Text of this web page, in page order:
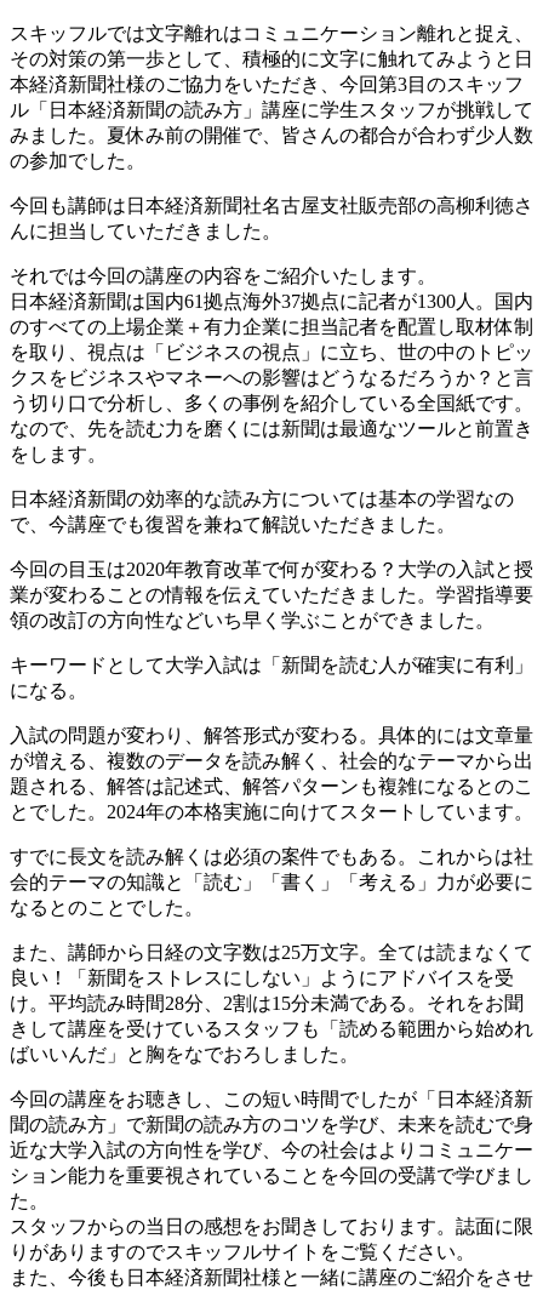
スキッフルでは文字離れはコミュニケーション離れと捉え、
その対策の第一歩として、積極的に文字に触れてみようと日
本経済新聞社様のご協力をいただき、今回第3目のスキッフ
ル「日本経済新聞の読み方」講座に学生スタッフが挑戦して
みました。夏休み前の開催で、皆さんの都合が合わず少人数
の参加でした。
今回も講師は日本経済新聞社名古屋支社販売部の高柳利徳さ
んに担当していただきました。
それでは今回の講座の内容をご紹介いたします。
日本経済新聞は国内61拠点海外37拠点に記者が1300人。国内
のすべての上場企業＋有力企業に担当記者を配置し取材体制
を取り、視点は「ビジネスの視点」に立ち、世の中のトピッ
クスをビジネスやマネーへの影響はどうなるだろうか？と言
う切り口で分析し、多くの事例を紹介している全国紙です。
なので、先を読む力を磨くには新聞は最適なツールと前置き
をします。
日本経済新聞の効率的な読み方については基本の学習なの
で、今講座でも復習を兼ねて解説いただきました。
今回の目玉は2020年教育改革で何が変わる？大学の入試と授
業が変わることの情報を伝えていただきました。学習指導要
領の改訂の方向性などいち早く学ぶことができました。
キーワードとして大学入試は「新聞を読む人が確実に有利」
になる。
入試の問題が変わり、解答形式が変わる。具体的には文章量
が増える、複数のデータを読み解く、社会的なテーマから出
題される、解答は記述式、解答パターンも複雑になるとのこ
とでした。2024年の本格実施に向けてスタートしています。
すでに長文を読み解くは必須の案件でもある。これからは社
会的テーマの知識と「読む」「書く」「考える」力が必要に
なるとのことでした。
また、講師から日経の文字数は25万文字。全ては読まなくて
良い！「新聞をストレスにしない」ようにアドバイスを受
け。平均読み時間28分、2割は15分未満である。それをお聞
きして講座を受けているスタッフも「読める範囲から始めれ
ばいいんだ」と胸をなでおろしました。
今回の講座をお聴きし、この短い時間でしたが「日本経済新
聞の読み方」で新聞の読み方のコツを学び、未来を読むで身
近な大学入試の方向性を学び、今の社会はよりコミュニケー
ション能力を重要視されていることを今回の受講で学びまし
た。
スタッフからの当日の感想をお聞きしております。誌面に限
りがありますのでスキッフルサイトをご覧ください。
また、今後も日本経済新聞社様と一緒に講座のご紹介をさせ